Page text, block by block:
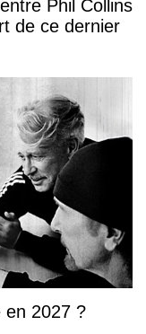
Phil Collins
de ce dernier
en 2027 ?